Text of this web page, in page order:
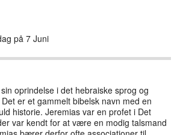
på 7 Juni
oprindelse i det hebraiske sprog og
er et gammelt bibelsk navn med en
historie. Jeremias var en profet i Det
var kendt for at være en modig talsmand